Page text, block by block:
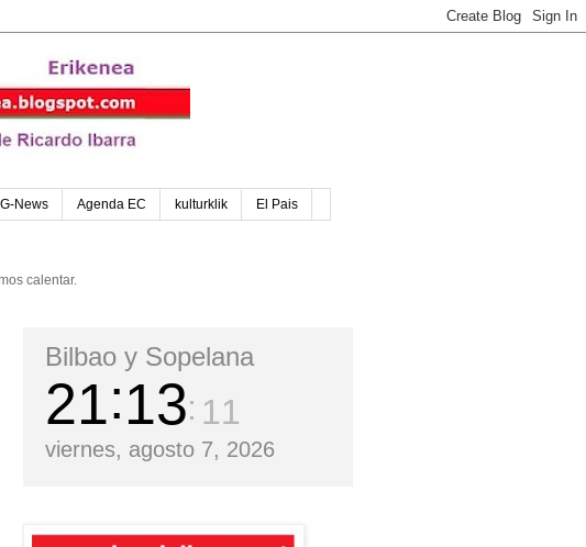
G-News Agenda EC kulturklik El Pais
calentar.
Bilbao y Sopelana
21 13 12
viernes, agosto 7, 2026